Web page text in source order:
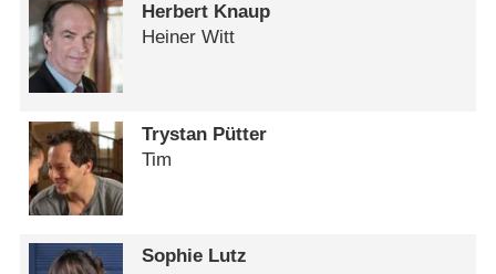
Herbert Knaup
Heiner Witt
Trystan Pütter
Tim
Sophie Lutz